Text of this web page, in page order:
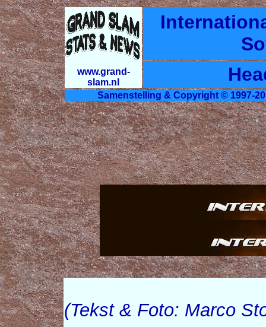
www.grand-
slam.nl
Samenstelling & Copyright © 1997-
(Tekst & Foto: Marco